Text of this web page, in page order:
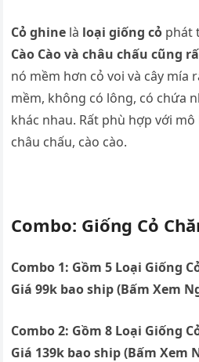
Cỏ ghine là loại giống cỏ phát
Cào Cào và châu chấu cũng
nó mềm hơn cỏ voi và cây mía
mềm, không có lông, có chứa
khác nhau. Rất phù hợp với
châu chấu, cào cào.
Combo: Giống Cỏ
Combo 1: Gồm 5 Loại Giống
Giá 99k bao ship (Bấm Xem
Combo 2: Gồm 8 Loại Giống
Giá 139k bao ship (Bấm Xem